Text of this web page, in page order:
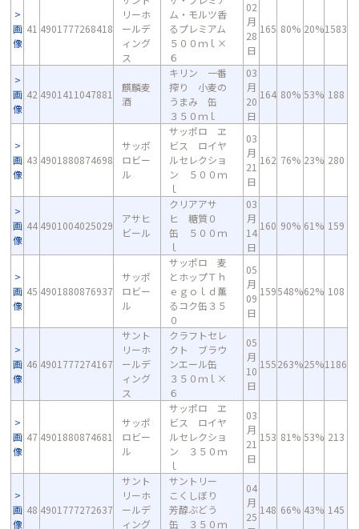
画
像
41 4901777268418
リーホ
ールデ
ィング
ス
ム・モルツ香
るプレミアム
５００ｍｌ×
６
02
月
28
日
165 80% 20%1583
画
像
42 4901411047881
麒麟麦
酒
キリン 一番
搾り 小麦の
うまみ 缶
３５０ｍｌ
03
月
20
日
164 80% 53% 188
画
像
43 4901880874698
サッポ
ロビー
ル
サッポロ ヱ
ビス ロイヤ
ルセレクショ
ン ５００ｍ
ｌ
03
月
21
日
162 76% 23% 280
画
像
44 4901004025029
アサヒ
ビール
クリアアサ
ヒ 糖質０
缶 ５００ｍ
ｌ
03
月
14
日
160 90% 61% 159
画
像
45 4901880876937
サッポ
ロビー
ル
サッポロ 麦
とホップＴｈ
ｅｇｏｌｄ薫
るコク缶３５
０
05
月
09
日
159548%62% 108
画
像
46 4901777274167
サント
リーホ
ールデ
ィング
ス
クラフトセレ
クト ブラウ
ンエール缶
３５０ｍｌ×
６
05
月
10
日
155263%25%1186
画
像
47 4901880874681
サッポ
ロビー
ル
サッポロ ヱ
ビス ロイヤ
ルセレクショ
ン ３５０ｍ
ｌ
03
月
21
日
153 81% 53% 213
画
像
48 4901777272637
サント
リーホ
ールデ
ィング
サントリー
こくしぼり
芳醇ぶどう
缶 ３５０ｍ
04
月
25
148 66% 43% 145